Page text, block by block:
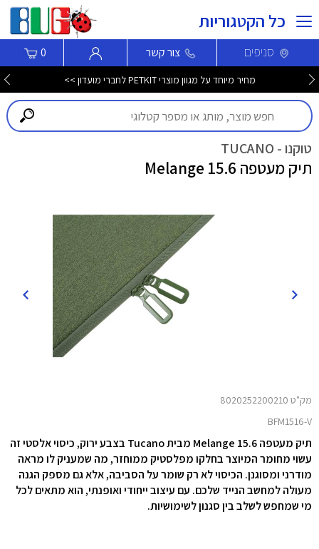
כל הקטגוריות
סניפים צור קשר 0
מחיר מיוחד על מגוון מוצרי PETKIT לחברי מועדון >>
טוקנו - TUCANO
תיק מעטפה Melange 15.6
מק"ט 8020252200210
BFM1516-V
תיק מעטפה Melange 15.6 מבית Tucano בצבע ירוק, כיסוי אלסטי זה
עשוי מחומר המיוצר בחלקו מפלסטיק ממוחזר, מה שמעניק לו מראה
מודרני ומסוגנן. הכיסוי לא רק שומר על הסביבה, אלא גם מספק הגנה
מעולה למחשב הנייד שלכם. עם עיצוב ייחודי ואופנתי, הוא מתאים לכל
מי שמחפש לשלב בין סגנון לשימושיות.